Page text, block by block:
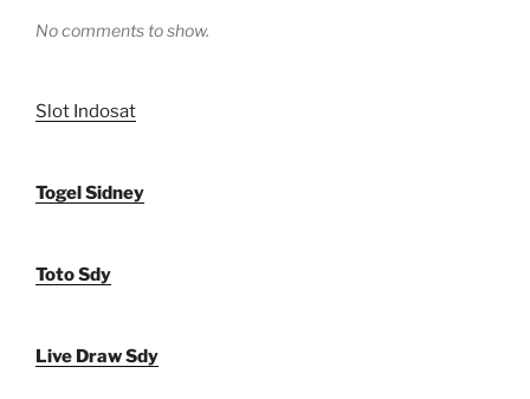
No comments to show.
Slot Indosat
Togel Sidney
Toto Sdy
Live Draw Sdy